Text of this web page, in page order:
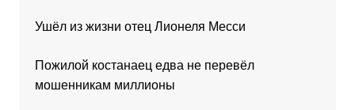
Ушёл из жизни отец Лионеля Месси
Пожилой костанаец едва не перевёл
мошенникам миллионы